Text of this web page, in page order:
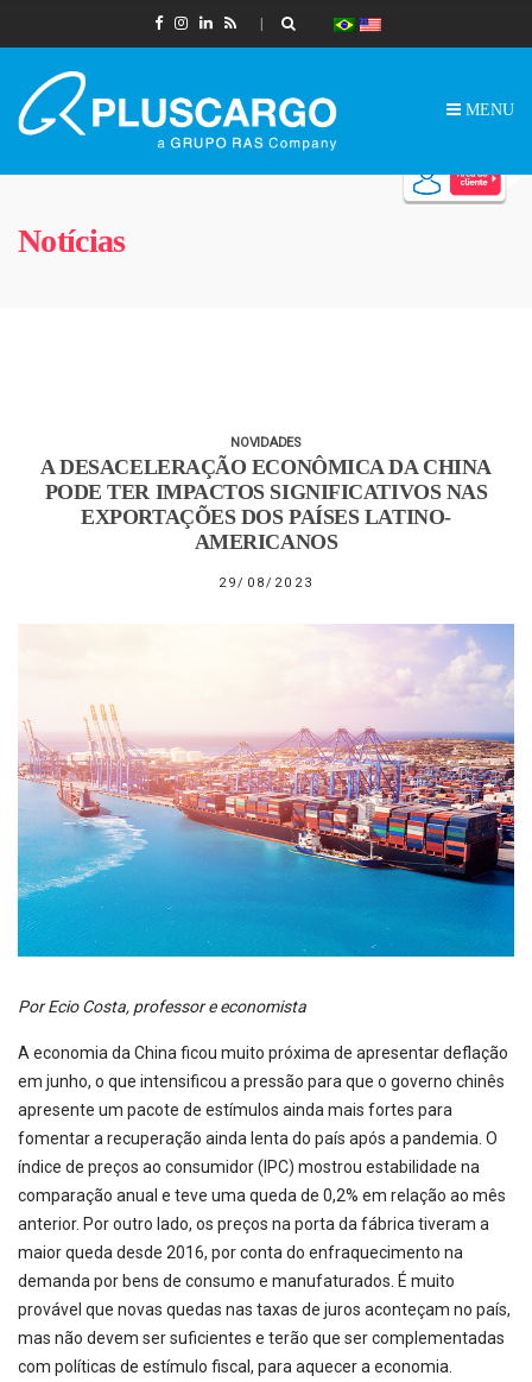
MENU
Notícias
NOVIDADES
A DESACELERAÇÃO ECONÔMICA DA CHINA
PODE TER IMPACTOS SIGNIFICATIVOS NAS
EXPORTAÇÕES DOS PAÍSES LATINO-
AMERICANOS
29/08/2023
Por Ecio Costa, professor e economista
A economia da China ficou muito próxima de apresentar deflação
em junho, o que intensificou a pressão para que o governo chinês
apresente um pacote de estímulos ainda mais fortes para
fomentar a recuperação ainda lenta do país após a pandemia. O
índice de preços ao consumidor (IPC) mostrou estabilidade na
comparação anual e teve uma queda de 0,2% em relação ao mês
anterior. Por outro lado, os preços na porta da fábrica tiveram a
maior queda desde 2016, por conta do enfraquecimento na
demanda por bens de consumo e manufaturados. É muito
provável que novas quedas nas taxas de juros aconteçam no país,
mas não devem ser suficientes e terão que ser complementadas
com políticas de estímulo fiscal, para aquecer a economia.